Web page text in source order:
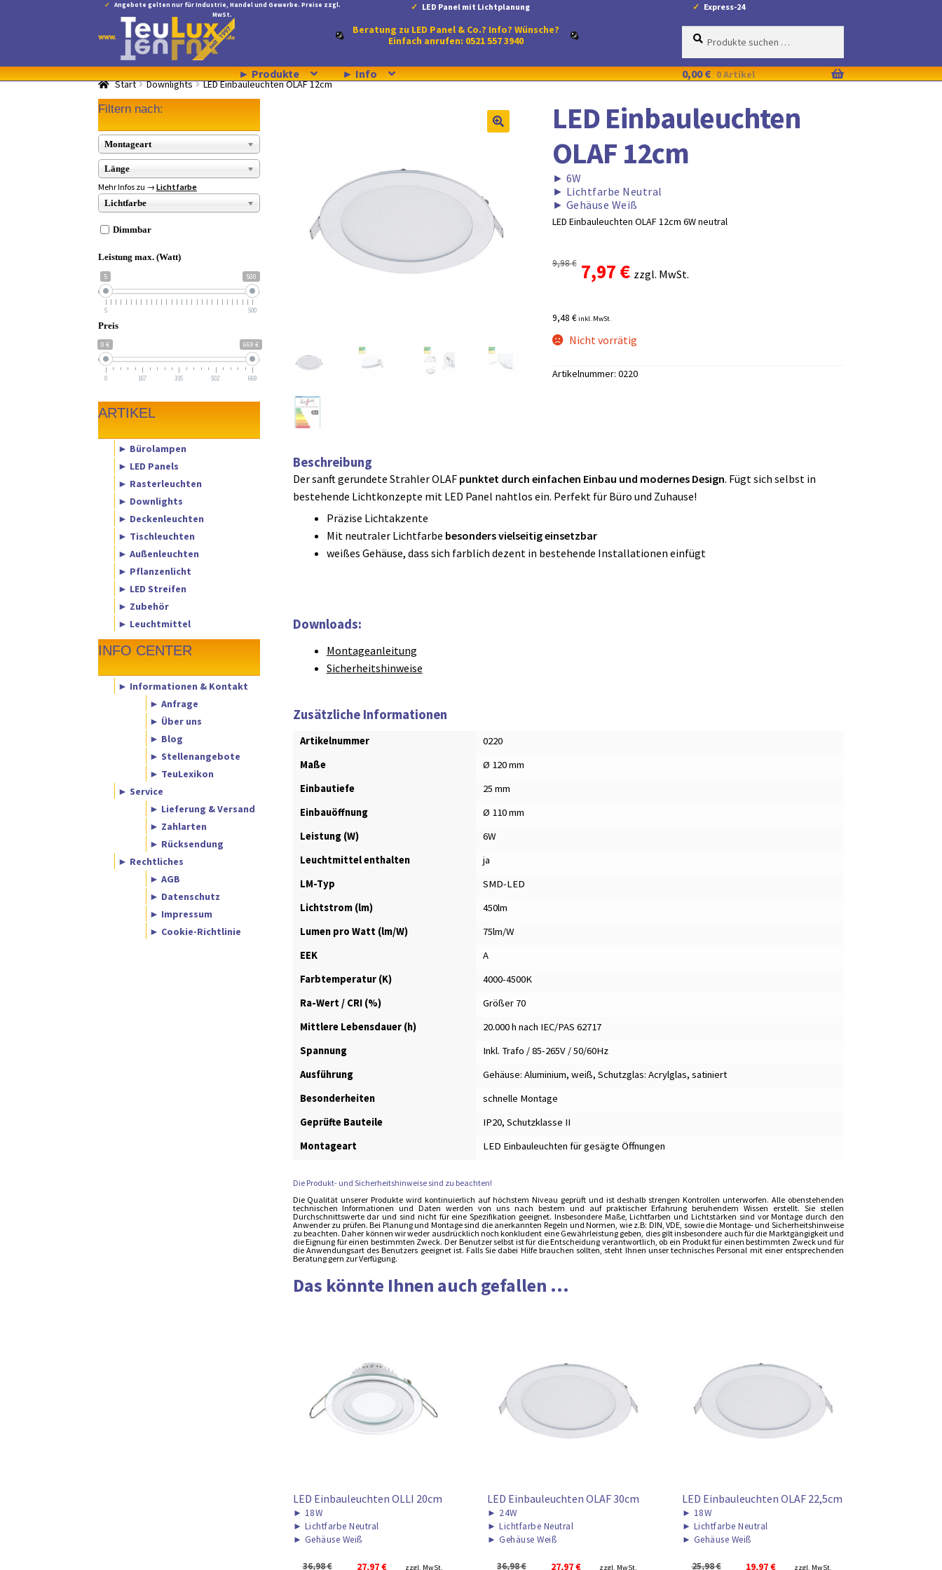
Angebote gelten nur für Industrie, Handel und Gewerbe. Preise zzgl.
MwSt.
LED Panel mit Lichtplanung Express-24
Navigation
springen
Inhalt
springen
Beratung zu LED Panel & Co.? Info? Wünsche?
Einfach anrufen: 0521 557 3940
Suche
Suchen
► Produkte ► Info 0,00€ 0 Artikel
Start Downlights LED Einbauleuchten OLAF 12cm
LED Einbauleuchten
OLAF 12cm
► 6W
► Lichtfarbe Neutral
► Gehäuse Weiß
LED Einbauleuchten OLAF 12cm 6W neutral
9,98€ Ursprünglicher
war:
7,97 €Aktueller
ist:
zzgl. MwSt.
9,48 €inkl. MwSt.
Nicht vorrätig
Artikelnummer: 0220
Beschreibung
Der sanft gerundete Strahler OLAF punktet durch einfachen Einbau und modernes Design. Fügt sich selbst in
bestehende Lichtkonzepte mit LED Panel nahtlos ein. Perfekt für Büro und Zuhause!
Präzise Lichtakzente
Mit neutraler Lichtfarbe besonders vielseitig einsetzbar
weißes Gehäuse, dass sich farblich dezent in bestehende Installationen einfügt
Downloads:
Montageanleitung
Sicherheitshinweise
Zusätzliche Informationen
Artikelnummer
0220
Maße
Ø 120 mm
Einbautiefe
25 mm
Einbauöffnung
Ø 110 mm
Leistung (W)
6W
Leuchtmittel enthalten
ja
LM-Typ
SMD-LED
Lichtstrom (lm)
450lm
Lumen pro Watt (lm/W)
75lm/W
EEK
A
Farbtemperatur (K)
4000-4500K
Ra-Wert / CRI (%)
Größer 70
Mittlere Lebensdauer (h)
20.000 h nach IEC/PAS 62717
Spannung
Inkl. Trafo / 85-265V / 50/60Hz
Ausführung
Gehäuse: Aluminium, weiß, Schutzglas: Acrylglas, satiniert
Besonderheiten
schnelle Montage
Geprüfte Bauteile
IP20, Schutzklasse II
Montageart
LED Einbauleuchten für gesägte Öffnungen
Die Produkt- und Sicherheitshinweise sind zu beachten!
Die Qualität unserer Produkte wird kontinuierlich auf höchstem Niveau geprüft und ist deshalb strengen Kontrollen unterworfen. Alle obenstehenden
technischen Informationen und Daten werden von uns nach bestem und auf praktischer Erfahrung beruhendem Wissen erstellt. Sie stellen
Durchschnittswerte dar und sind nicht für eine Spezifikation geeignet. Insbesondere Maße, Lichtfarben und Lichtstärken sind vor Montage durch den
Anwender zu prüfen. Bei Planung und Montage sind die anerkannten Regeln und Normen, wie z.B: DIN, VDE, sowie die Montage- und Sicherheitshinweise
zu beachten. Daher können wir weder ausdrücklich noch konkludent eine Gewährleistung geben, dies gilt insbesondere auch für die Marktgängigkeit und
die Eignung für einen bestimmten Zweck. Der Benutzer selbst ist für die Entscheidung verantwortlich, ob ein Produkt für einen bestimmten Zweck und für
die Anwendungsart des Benutzers geeignet ist. Falls Sie dabei Hilfe brauchen sollten, steht Ihnen unser technisches Personal mit einer entsprechenden
Beratung gern zur Verfügung.
Das könnte Ihnen auch gefallen ...
LED Einbauleuchten OLLI 20cm
► 18W
► Lichtfarbe Neutral
► Gehäuse Weiß
36,98€ Ursprünglicher
27,97€ Aktueller
zzgl. MwSt.
LED Einbauleuchten OLAF 30cm
► 24W
► Lichtfarbe Neutral
► Gehäuse Weiß
36,98€ Ursprünglicher
27,97€ Aktueller
zzgl. MwSt.
LED Einbauleuchten OLAF 22,5cm
► 18W
► Lichtfarbe Neutral
► Gehäuse Weiß
25,98€ Ursprünglicher
19,97€ Aktueller
zzgl. MwSt.
Filtern nach:
Montageart
Länge
Mehr Infos zu →Lichtfarbe
Lichtfarbe
Dimmbar
Leistung max. (Watt)
5 500
5 500
Preis
0 € 669 €
0 167 335 502 669
ARTIKEL
► Bürolampen
► LED Panels
► Rasterleuchten
► Downlights
► Deckenleuchten
► Tischleuchten
► Außenleuchten
► Pflanzenlicht
► LED Streifen
► Zubehör
► Leuchtmittel
INFO CENTER
► Informationen & Kontakt
► Anfrage
► Über uns
► Blog
► Stellenangebote
► TeuLexikon
► Service
► Lieferung & Versand
► Zahlarten
► Rücksendung
► Rechtliches
► AGB
► Datenschutz
► Impressum
► Cookie-Richtlinie